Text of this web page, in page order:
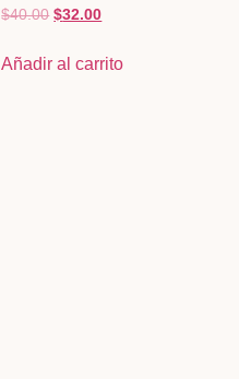
$40.00 $32.00
Añadir al carrito